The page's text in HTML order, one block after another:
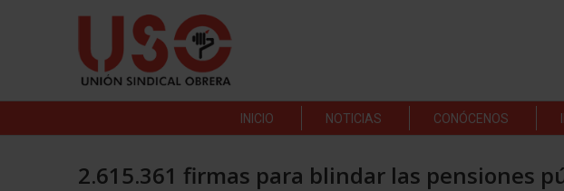
INICIO NOTICIAS CONÓCENOS
2.615.361 firmas para blindar las pensiones